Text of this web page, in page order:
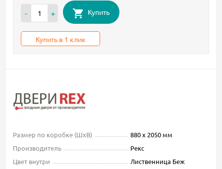
- + Купить
Купить в 1 клик
Размер по коробке (ШxВ)
880 х 2050 мм
Производитель
Рекс
Цвет внутри
Лиственница Беж